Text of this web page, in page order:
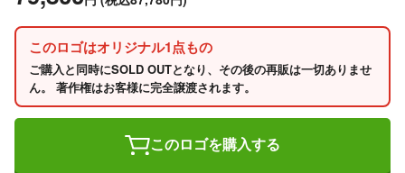
このロゴはオリジナル1点もの
ご購入と同時にSOLD OUTとなり、その後の再販は一切ありませ
ん。 著作権はお客様に完全譲渡されます。
このロゴを購入する